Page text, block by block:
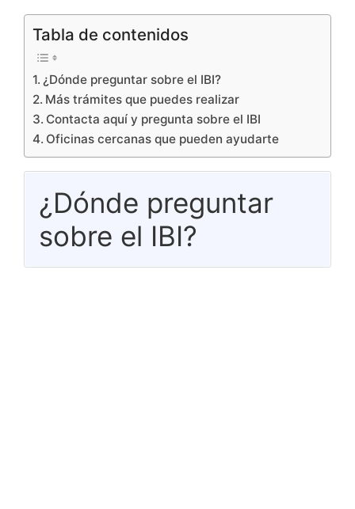
Tabla de contenidos
¿Dónde preguntar sobre el IBI?
Más trámites que puedes realizar
Contacta aquí y pregunta sobre el IBI
Oficinas cercanas que pueden ayudarte
¿Dónde preguntar
sobre el IBI?